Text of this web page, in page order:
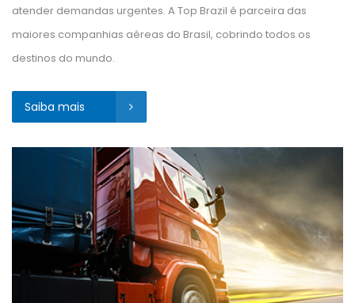
atender demandas urgentes. A Top Brazil é parceira das
maiores companhias aéreas do Brasil, cobrindo todos os
destinos do mundo.
Saiba mais